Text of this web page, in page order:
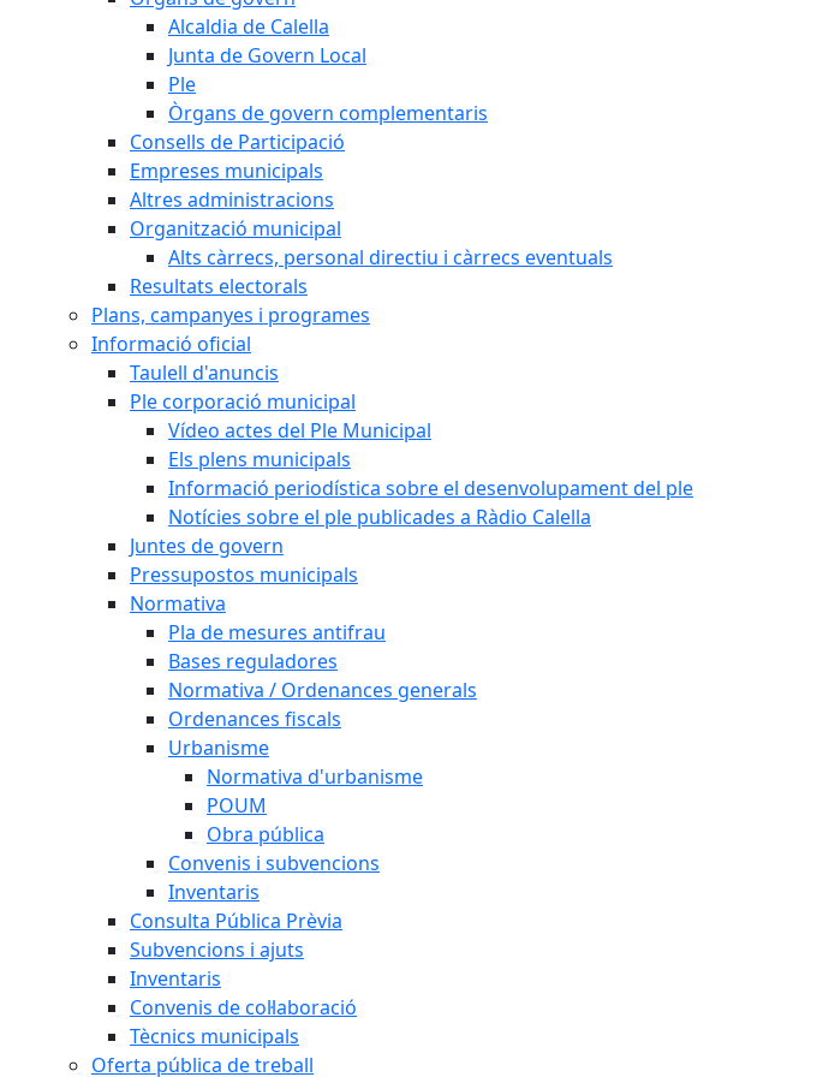
Alcaldia de Calella
Junta de Govern Local
Ple
Òrgans de govern complementaris
Consells de Participació
Empreses municipals
Altres administracions
Organització municipal
Alts càrrecs, personal directiu i càrrecs eventuals
Resultats electorals
Plans, campanyes i programes
Informació oficial
Taulell d'anuncis
Ple corporació municipal
Vídeo actes del Ple Municipal
Els plens municipals
Informació periodística sobre el desenvolupament del ple
Notícies sobre el ple publicades a Ràdio Calella
Juntes de govern
Pressupostos municipals
Normativa
Pla de mesures antifrau
Bases reguladores
Normativa / Ordenances generals
Ordenances fiscals
Urbanisme
Normativa d'urbanisme
POUM
Obra pública
Convenis i subvencions
Inventaris
Consulta Pública Prèvia
Subvencions i ajuts
Inventaris
Convenis de col·laboració
Tècnics municipals
Oferta pública de treball